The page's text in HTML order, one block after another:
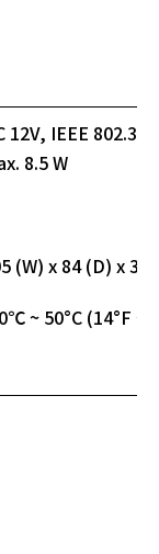
12V, IEEE
8.5 W
(W) x 84 (D) x 30
~ 50°C (14°F ~